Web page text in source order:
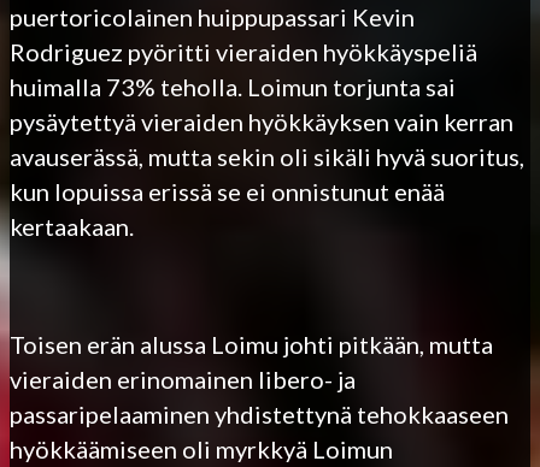
puertoricolainen huippupassari Kevin
Rodriguez pyöritti vieraiden hyökkäyspeliä
huimalla 73% teholla. Loimun torjunta sai
pysäytettyä vieraiden hyökkäyksen vain kerran
avauserässä, mutta sekin oli sikäli hyvä suoritus,
kun lopuissa erissä se ei onnistunut enää
kertaakaan.
Toisen erän alussa Loimu johti pitkään, mutta
vieraiden erinomainen libero- ja
passaripelaaminen yhdistettynä tehokkaaseen
hyökkäämiseen oli myrkkyä Loimun